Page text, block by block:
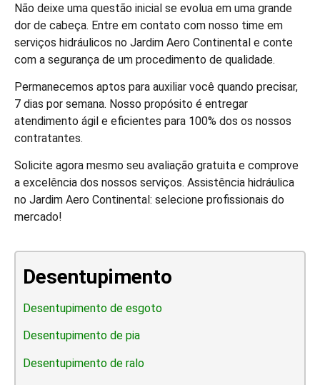
Não deixe uma questão inicial se evolua em uma grande
dor de cabeça. Entre em contato com nosso time em
serviços hidráulicos no Jardim Aero Continental e conte
com a segurança de um procedimento de qualidade.
Permanecemos aptos para auxiliar você quando precisar,
7 dias por semana. Nosso propósito é entregar
atendimento ágil e eficientes para 100% dos os nossos
contratantes.
Solicite agora mesmo seu avaliação gratuita e comprove
a excelência dos nossos serviços. Assistência hidráulica
no Jardim Aero Continental: selecione profissionais do
mercado!
Desentupimento
Desentupimento de esgoto
Desentupimento de pia
Desentupimento de ralo